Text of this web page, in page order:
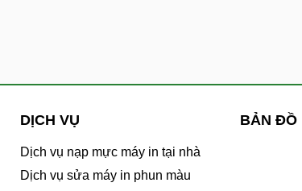
DỊCH VỤ
Dịch vụ nạp mực máy in tại nhà
Dịch vụ sửa máy in phun màu
BẢN ĐỒ